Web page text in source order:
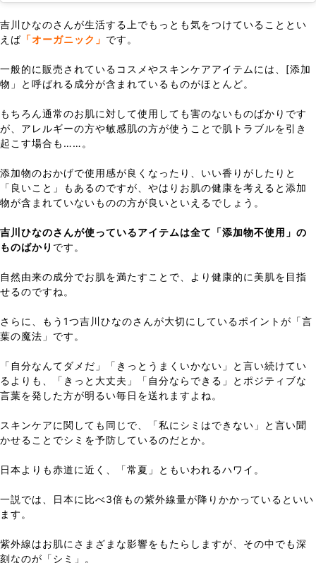
吉川ひなのさんが生活する上でもっとも気をつけていることとい
えば 「オーガニック」 です。
一般的に販売されているコスメやスキンケアアイテムには、[添加
物」と呼ばれる成分が含まれているものがほとんど。
もちろん通常のお肌に対して使用しても害のないものばかりです
が、アレルギーの方や敏感肌の方が使うことで肌トラブルを引き
起こす場合も……。
添加物のおかげで使用感が良くなったり、いい香りがしたりと
「良いこと」もあるのですが、やはりお肌の健康を考えると添加
物が含まれていないものの方が良いといえるでしょう。
吉川ひなのさんが使っているアイテムは全て「添加物不使用」の
ものばかり です。
自然由来の成分でお肌を満たすことで、より健康的に美肌を目指
せるのですね。
さらに、もう1つ吉川ひなのさんが大切にしているポイントが「言
葉の魔法」です。
「自分なんてダメだ」「きっとうまくいかない」と言い続けてい
るよりも、「きっと大丈夫」「自分ならできる」とポジティブな
言葉を発した方が明るい毎日を送れますよね。
スキンケアに関しても同じで、「私にシミはできない」と言い聞
かせることでシミを予防しているのだとか。
日本よりも赤道に近く、「常夏」ともいわれるハワイ。
一説では、日本に比べ3倍もの紫外線量が降りかかっているといい
ます。
紫外線はお肌にさまざまな影響をもたらしますが、その中でも深
刻なのが「シミ」。